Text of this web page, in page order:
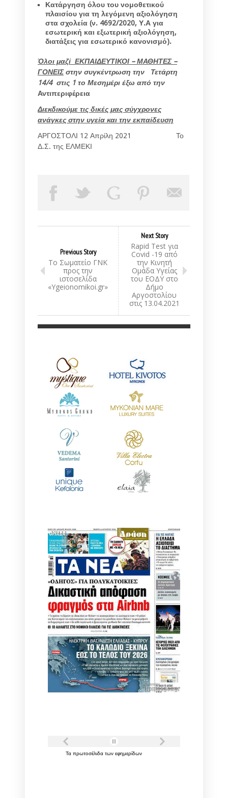
Κατάργηση όλου του νομοθετικού
πλαισίου για τη λεγόμενη αξιολόγηση
στα σχολεία (ν. 4692/2020, Υ.Α για
εσωτερική και εξωτερική αξιολόγηση,
διατάξεις για εσωτερικό κανονισμό).
Όλοι μαζί ΕΚΠΑΙΔΕΥΤΙΚΟΙ – ΜΑΘΗΤΕΣ –
ΓΟΝΕΙΣστην συγκέντρωση την Τετάρτη
14/4 στις 1 το Μεσημέρι έξω από την
Αντιπεριφέρεια
Διεκδικούμε τις δικές μας σύγχρονες
ανάγκες στην υγεία και την εκπαίδευση
ΑΡΓΟΣΤΟΛΙ 12 Απρίλη 2021 Το
Δ.Σ. της ΕΛΜΕΚΙ
Previous Story
Το Σωματείο ΓΝΚ
προς την
ιστοσελίδα
«Ygeionomikoi.gr»
Next Story
Rapid Test για
Covid -19 από
την Κινητή
Ομάδα Υγείας
του ΕΟΔΥ στο
Δήμο
Αργοστολίου
στις 13.04.2021
Τα πρωτοσέλιδα των εφημερίδων